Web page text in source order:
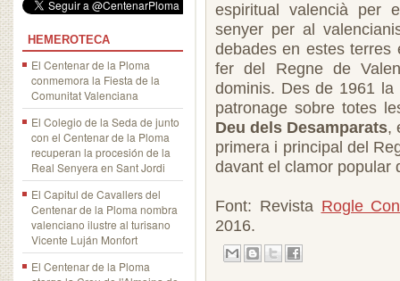
HEMEROTECA
El Centenar de la Ploma
conmemora la Fiesta de la
Comunitat Valenciana
El Colegio de la Seda de junto
con el Centenar de la Ploma
recuperan la procesión de la
Real Senyera en Sant Jordi
El Capitul de Cavallers del
Centenar de la Ploma nombra
valenciano ilustre al turisano
Vicente Luján Monfort
El Centenar de la Ploma
espiritual valencià per
senyer per al
debades en estes terres
fer del Regne de
dominis. Des de 1961 la
patronage sobre totes
Deu dels Desamparats,
primera i principal del
davant el clamor popular
Font: Revista Rogle
2016.